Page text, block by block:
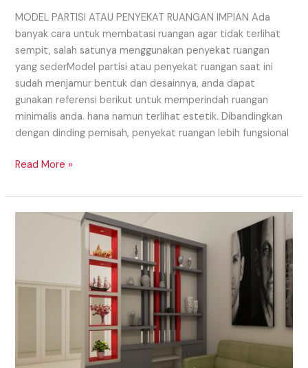
MODEL PARTISI ATAU PENYEKAT RUANGAN IMPIAN Ada
banyak cara untuk membatasi ruangan agar tidak terlihat
sempit, salah satunya menggunakan penyekat ruangan
yang sederModel partisi atau penyekat ruangan saat ini
sudah menjamur bentuk dan desainnya, anda dapat
gunakan referensi berikut untuk memperindah ruangan
minimalis anda. hana namun terlihat estetik. Dibandingkan
dengan dinding pemisah, penyekat ruangan lebih fungsional
Read More »
YANG